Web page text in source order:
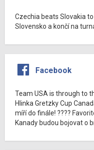
Czechia beats Slovakia
Slovensko a končí na
Facebook
Team USA is through to
Hlinka Gretzky Cup
míří do finále! ????
Kanady budou bojovat o